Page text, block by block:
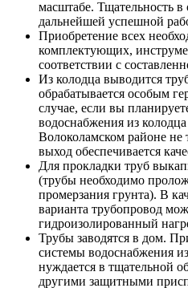
масштабе. Тщательность в
дальнейшей успешной
Приобретение всех
комплектующих,
соответствии с
Из колодца выводится
обрабатывается особым
случае, если вы
водоснабжения из
Волоколамском районе не
выход обеспечивается
Для прокладки труб
(трубы необходимо
промерзания грунта). В
варианта трубопровод
гидроизолированный
Трубы заводятся в дом.
системы водоснабжения
нуждается в тщательной
другими защитными